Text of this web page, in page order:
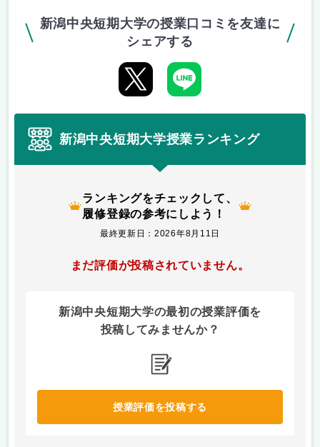
新潟中央短期大学の授業口コミを友達に
シェアする
新潟中央短期大学授業ランキング
ランキングをチェックして、
履修登録の参考にしよう！
最終更新日：2026年8月11日
まだ評価が投稿されていません。
新潟中央短期大学の最初の授業評価を
投稿してみませんか？
授業評価を投稿する